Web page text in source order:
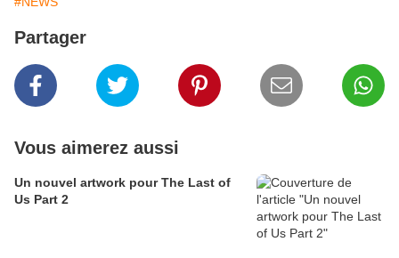
Partager
Vous aimerez aussi
Un nouvel artwork pour The Last of
Us Part 2